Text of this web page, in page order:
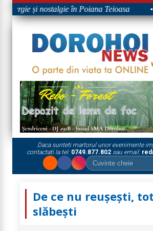
și nostalgie în Poiana Teioasa
Daca sunteti martorul unor evenimente
contactati la tel: 0749.877.802sau email:
De ce nu reușești,
slăbești